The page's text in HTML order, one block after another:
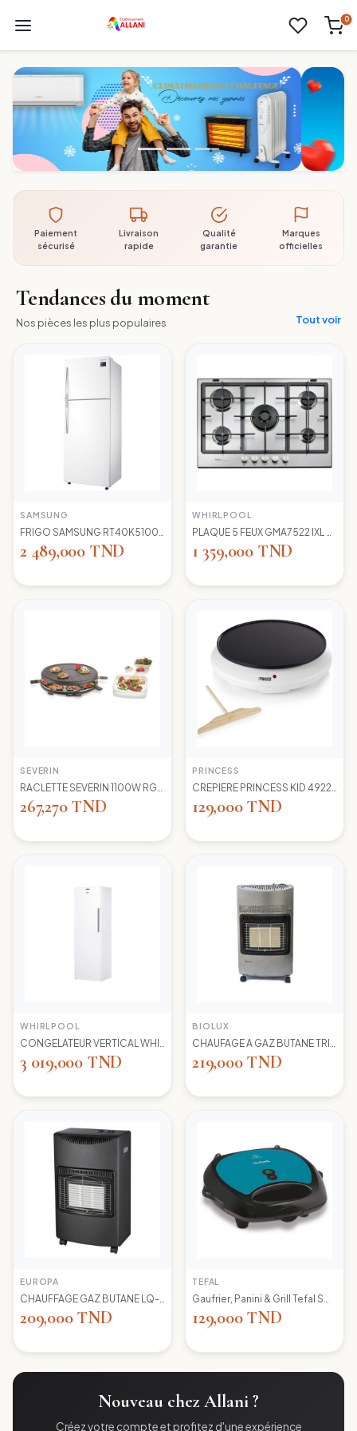
0
Paiement
sécurisé
Livraison
rapide
Qualité
garantie
Marques
officielles
Tendances du moment
Nos pièces les plus populaires Tout voir
SAMSUNG
2 489,000 TND
WHIRLPOOL
1 359,000 TND
SEVERIN
267,270 TND
PRINCESS
129,000 TND
WHIRLPOOL
3 019,000 TND
BIOLUX
219,000 TND
EUROPA
209,000 TND
TEFAL
129,000 TND
Nouveau chez Allani ?
Créez votre compte et profitez d'une expérience